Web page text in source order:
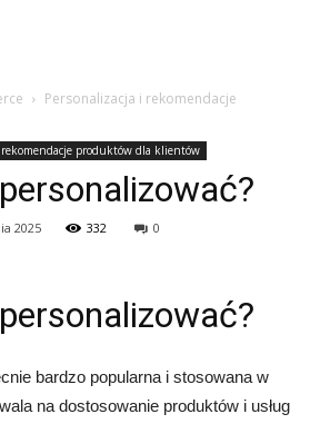
Personalizacja i rekomendacje
rekomendacje produktów dla klientów
2025 332 0
bardzo popularna i stosowana w
na dostosowanie produktów i usług